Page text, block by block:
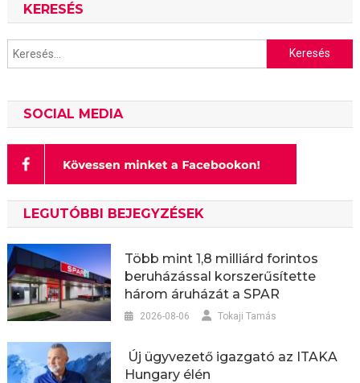
KERESÉS
Keresés:
SOCIAL MEDIA
LEGUTÓBBI BEJEGYZÉSEK
Több mint 1,8 milliárd forintos
beruházással korszerűsítette
három áruházát a SPAR
2026-08-06 Tokaji Tamás
Új ügyvezető igazgató az ITAKA
Hungary élén